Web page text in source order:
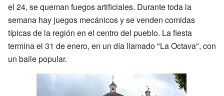
el 24, se queman fuegos artificiales. Durante toda la
semana hay juegos mecánicos y se venden comidas
típicas de la región en el centro del pueblo. La fiesta
termina el 31 de enero, en un día llamado "La Octava", con
un baile popular.